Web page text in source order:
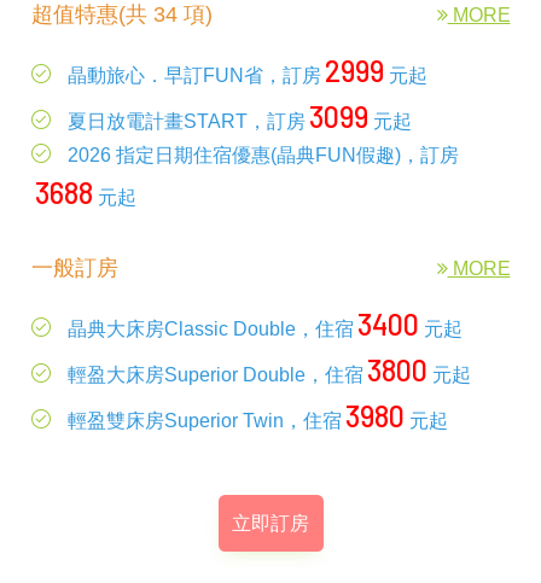
超值特惠(共 34 項) MORE
晶動旅心．早訂FUN省，訂房 2999 元起
夏日放電計畫START，訂房 3099 元起
2026 指定日期住宿優惠(晶典FUN假趣)，訂房
3688 元起
一般訂房 MORE
晶典大床房Classic Double，住宿 3400 元起
輕盈大床房Superior Double，住宿 3800 元起
輕盈雙床房Superior Twin，住宿 3980 元起
立即訂房